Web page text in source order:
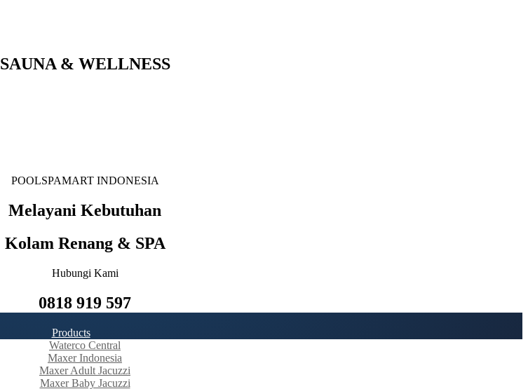
SAUNA & WELLNESS
POOLSPAMART INDONESIA
Melayani Kebutuhan
Kolam Renang & SPA
Hubungi Kami
0818 919 597
Products
Waterco Central
Maxer Indonesia
Maxer Adult Jacuzzi
Maxer Baby Jacuzzi